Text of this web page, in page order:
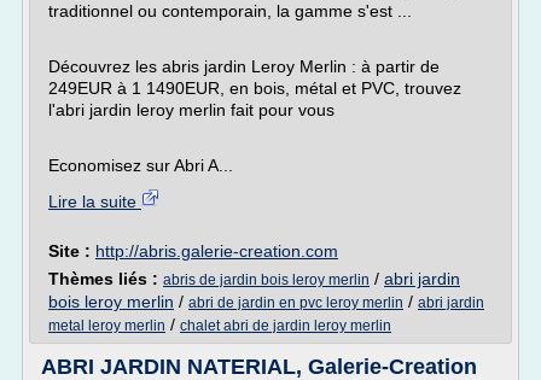
traditionnel ou contemporain, la gamme s'est ...
Découvrez les abris jardin Leroy Merlin : à partir de
249EUR à 1 1490EUR, en bois, métal et PVC, trouvez
l'abri jardin leroy merlin fait pour vous
Economisez sur Abri A...
Lire la suite
Site : http://abris.galerie-creation.com
Thèmes liés : abris de jardin bois leroy merlin / abri jardin
bois leroy merlin / abri de jardin en pvc leroy merlin / abri jardin
metal leroy merlin / chalet abri de jardin leroy merlin
ABRI JARDIN NATERIAL, Galerie-Creation